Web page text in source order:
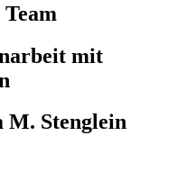
mit
Stenglein